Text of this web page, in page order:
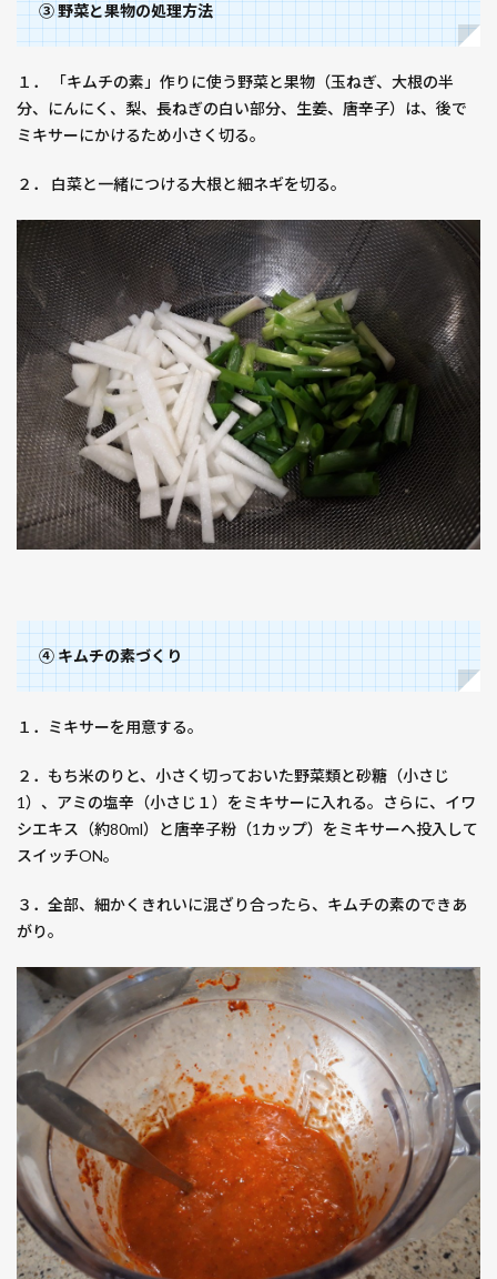
③ 野菜と果物の処理方法
１． 「キムチの素」作りに使う野菜と果物（玉ねぎ、大根の半
分、にんにく、梨、長ねぎの白い部分、生姜、唐辛子）は、後で
ミキサーにかけるため小さく切る。
２． 白菜と一緒につける大根と細ネギを切る。
④ キムチの素づくり
１．ミキサーを用意する。
２．もち米のりと、小さく切っておいた野菜類と砂糖（小さじ
1）、アミの塩辛（小さじ１）をミキサーに入れる。さらに、イワ
シエキス（約80ml）と唐辛子粉（1カップ）をミキサーへ投入して
スイッチON。
３．全部、細かくきれいに混ざり合ったら、キムチの素のできあ
がり。